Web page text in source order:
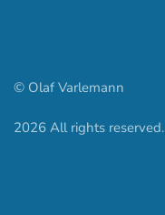
© Olaf Varlemann
2026 All rights reserved.